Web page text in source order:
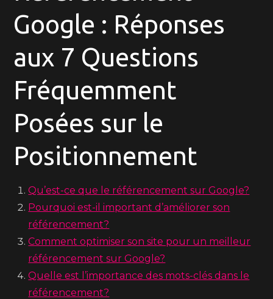
Google : Réponses
aux 7 Questions
Fréquemment
Posées sur le
Positionnement
Qu’est-ce que le référencement sur Google?
Pourquoi est-il important d’améliorer son
référencement?
Comment optimiser son site pour un meilleur
référencement sur Google?
Quelle est l’importance des mots-clés dans le
référencement?